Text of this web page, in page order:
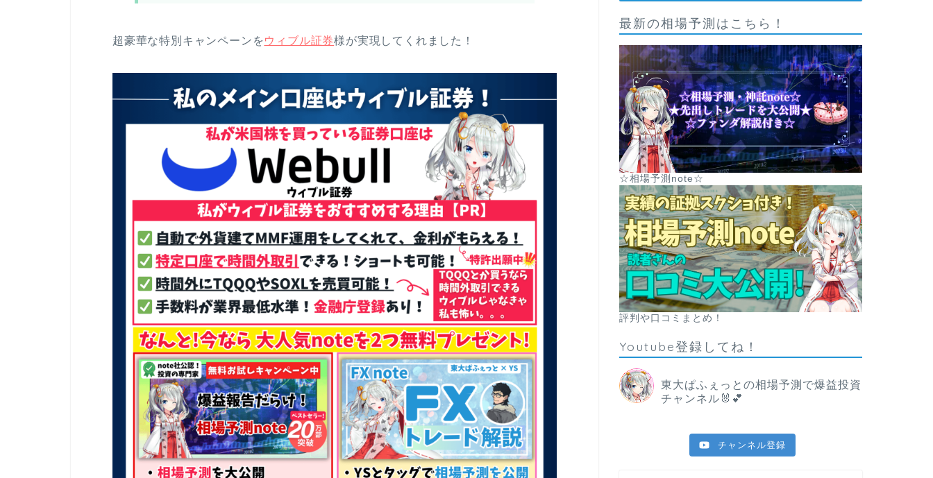
超豪華な特別キャンペーンを ウィブル証券様が実現してくれました！
最新の相場予測はこちら！
☆相場予測note☆
評判や口コミまとめ！
Youtube登録してね！
東大ぱふぇっとの相場予測で爆益投資
チャンネル🐰💕
チャンネル登録